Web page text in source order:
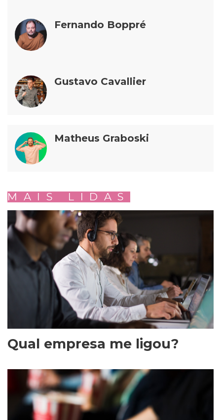
Fernando Boppré
Gustavo Cavallier
Matheus Graboski
MAIS LIDAS
Qual empresa me ligou?